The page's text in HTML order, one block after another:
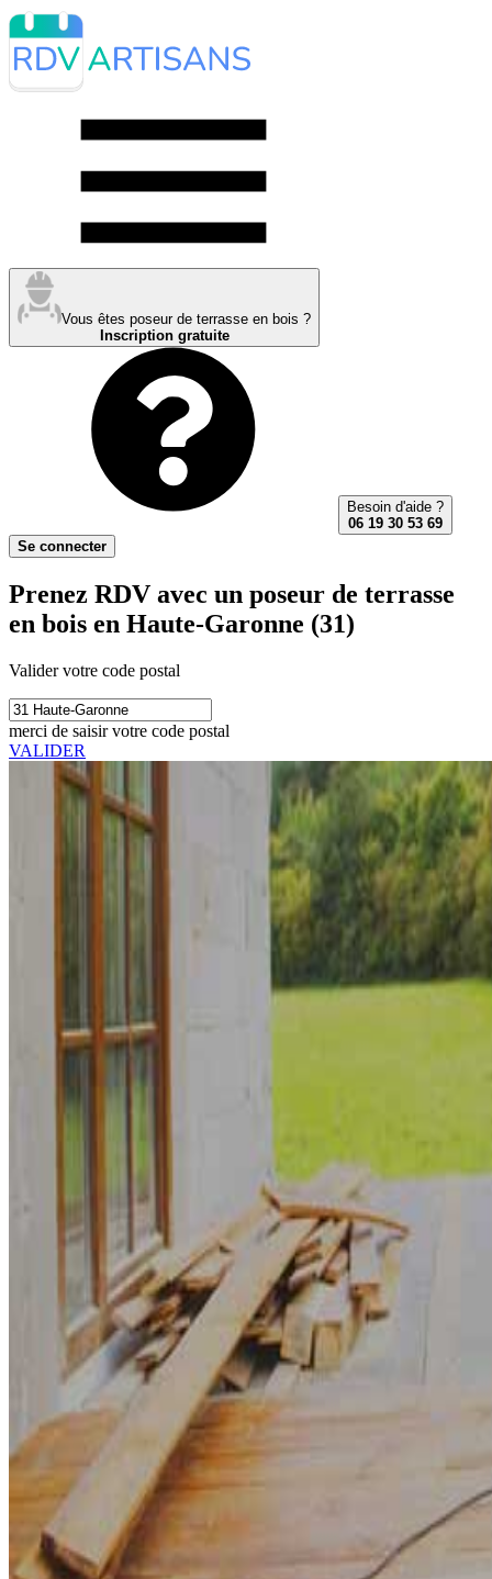
Vous êtes poseur de terrasse en bois ?
Inscription gratuite
Besoin d'aide ?
06 19 30 53 69
Se connecter
Prenez RDV avec un poseur de terrasse
en bois en Haute-Garonne (31)
Valider votre code postal
merci de saisir votre code postal
VALIDER